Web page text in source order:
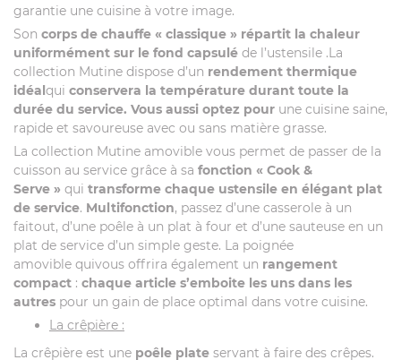
garantie une cuisine à votre image.
Son corps de chauffe « classique » répartit la chaleur
uniformément sur le fond capsulé de l’ustensile .La
collection Mutine dispose d’un rendement thermique
idéalqui conservera la température durant toute la
durée du service. Vous aussi optez pour une cuisine saine,
rapide et savoureuse avec ou sans matière grasse.
La collection Mutine amovible vous permet de passer de la
cuisson au service grâce à sa fonction « Cook &
Serve » qui transforme chaque ustensile en élégant plat
de service. Multifonction, passez d’une casserole à un
faitout, d’une poêle à un plat à four et d’une sauteuse en un
plat de service d’un simple geste. La poignée
amovible quivous offrira également un rangement
compact : chaque article s’emboite les uns dans les
autres pour un gain de place optimal dans votre cuisine.
La crêpière :
La crêpière est une poêle plate servant à faire des crêpes.